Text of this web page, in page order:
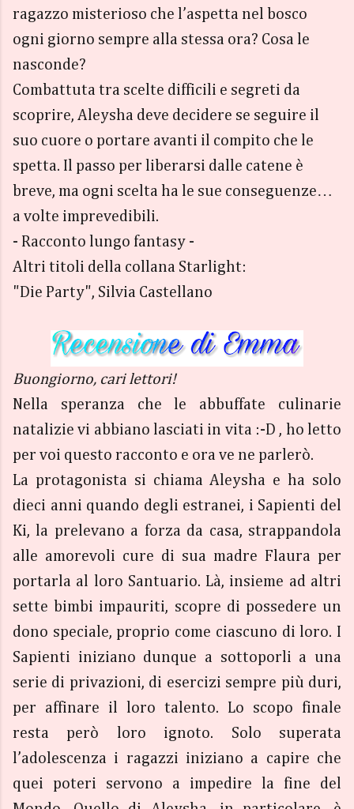
ragazzo misterioso che l’aspetta nel bosco
ogni giorno sempre alla stessa ora? Cosa le
nasconde?
Combattuta tra scelte difficili e segreti da
scoprire, Aleysha deve decidere se seguire il
suo cuore o portare avanti il compito che le
spetta. Il passo per liberarsi dalle catene è
breve, ma ogni scelta ha le sue conseguenze…
a volte imprevedibili.
- Racconto lungo fantasy -
Altri titoli della collana Starlight:
"Die Party", Silvia Castellano
Buongiorno, cari lettori!
Nella speranza che le abbuffate culinarie
natalizie vi abbiano lasciati in vita :-D , ho letto
per voi questo racconto e ora ve ne parlerò.
La protagonista si chiama Aleysha e ha solo
dieci anni quando degli estranei, i Sapienti del
Ki, la prelevano a forza da casa, strappandola
alle amorevoli cure di sua madre Flaura per
portarla al loro Santuario. Là, insieme ad altri
sette bimbi impauriti, scopre di possedere un
dono speciale, proprio come ciascuno di loro. I
Sapienti iniziano dunque a sottoporli a una
serie di privazioni, di esercizi sempre più duri,
per affinare il loro talento. Lo scopo finale
resta però loro ignoto. Solo superata
l’adolescenza i ragazzi iniziano a capire che
quei poteri servono a impedire la fine del